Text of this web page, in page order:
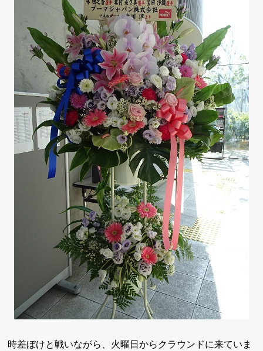
時差ぼけと戦いながら、火曜日からクラウンドに来ていま